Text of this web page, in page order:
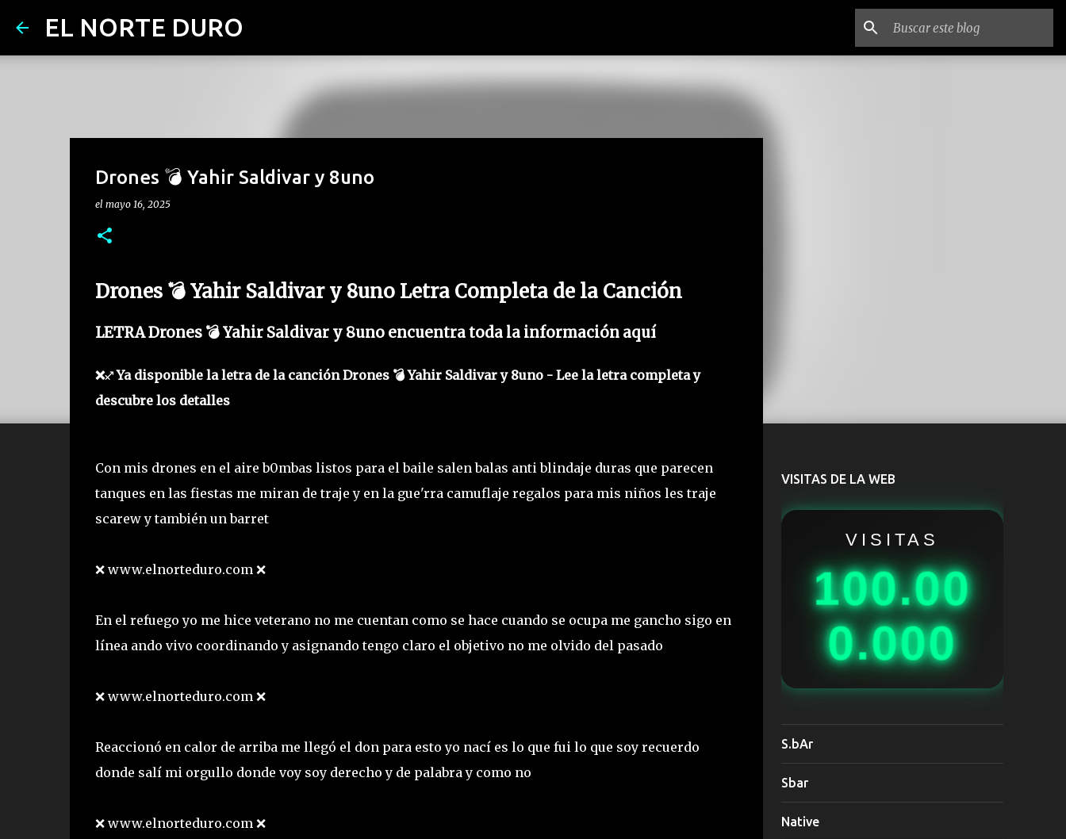
EL NORTE DURO
Drones 💣 Yahir Saldivar y 8uno
el mayo 16, 2025
Drones 💣 Yahir Saldivar y 8uno Letra Completa de la Canción
LETRA Drones 💣 Yahir Saldivar y 8uno encuentra toda la información aquí
❌♐ Ya disponible la letra de la canción Drones 💣 Yahir Saldivar y 8uno - Lee la letra completa y
descubre los detalles
Con mis drones en el aire b0mbas listos para el baile salen balas anti blindaje duras que parecen
tanques en las fiestas me miran de traje y en la gue'rra camuflaje regalos para mis niños les traje
scarew y también un barret
❌ www.elnorteduro.com ❌
En el refuego yo me hice veterano no me cuentan como se hace cuando se ocupa me gancho sigo en
línea ando vivo coordinando y asignando tengo claro el objetivo no me olvido del pasado
❌ www.elnorteduro.com ❌
Reaccionó en calor de arriba me llegó el don para esto yo nací es lo que fui lo que soy recuerdo
donde salí mi orgullo donde voy soy derecho y de palabra y como no
❌ www.elnorteduro.com ❌
VISITAS DE LA WEB
VISITAS
100.00
0.000
S.bAr
Sbar
Native